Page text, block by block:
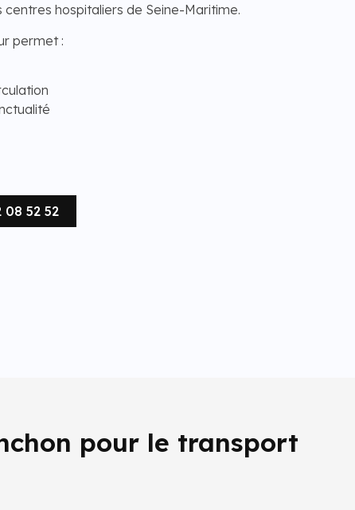
hospitaliers de Seine-Maritime.
permet :
08 52 52
pour le transport